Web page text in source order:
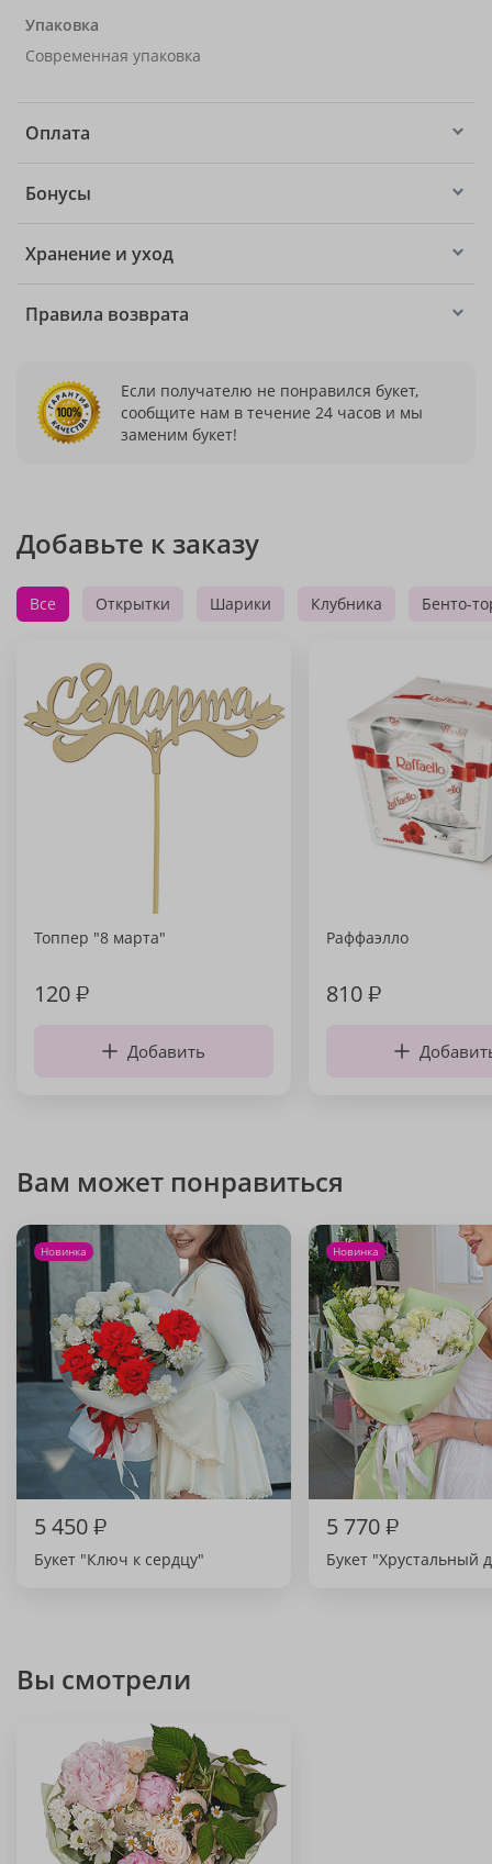
Упаковка
Современная упаковка
Оплата
Бонусы
Хранение и уход
Правила возврата
Если получателю не понравился букет,
сообщите нам в течение 24 часов и мы
заменим букет!
Добавьте к заказу
Все Открытки Шарики Клубника Бенто-
Топпер "8 марта"
120₽
Добавить
Раффаэлло
810₽
Вам может понравиться
Новинка
5 450₽
Букет "Ключ к сердцу"
Новинка
5 770₽
Букет "Хрустальный
Вы смотрели